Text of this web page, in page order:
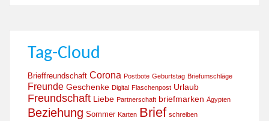
Tag-Cloud
Brieffreundschaft Corona Postbote Geburtstag Briefumschläge
Freunde Geschenke Digital Flaschenpost Urlaub
Freundschaft Liebe Partnerschaft briefmarken Ägypten
Beziehung Sommer Karten Brief schreiben